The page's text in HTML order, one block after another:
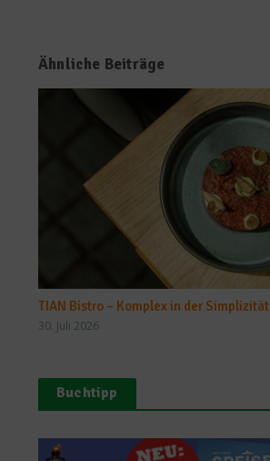
Ähnliche Beiträge
TIAN Bistro – Komplex in der Simplizität
30. Juli 2026
Buchtipp